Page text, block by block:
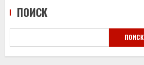
ПОИСК
ПОИСК